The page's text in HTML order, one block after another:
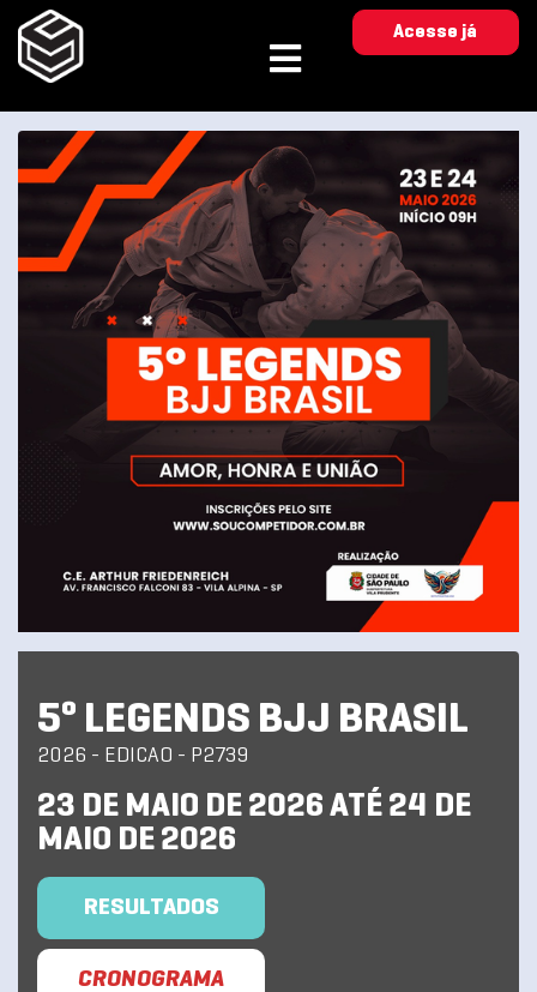
Acesse já
5º LEGENDS BJJ BRASIL
2026 - EDICAO - P2739
23 DE MAIO DE 2026 ATÉ 24 DE
MAIO DE 2026
RESULTADOS
CRONOGRAMA